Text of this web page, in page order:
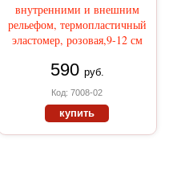
внутренними и внешним
рельефом, термопластичный
эластомер, розовая,9-12 см
590 руб.
Код: 7008-02
купить